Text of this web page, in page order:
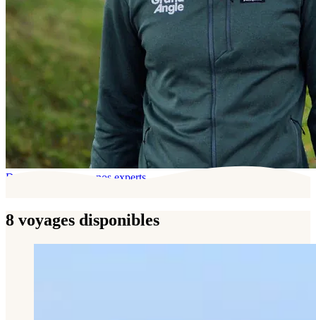
Derrière ce voyage, nos experts
8 voyages disponibles